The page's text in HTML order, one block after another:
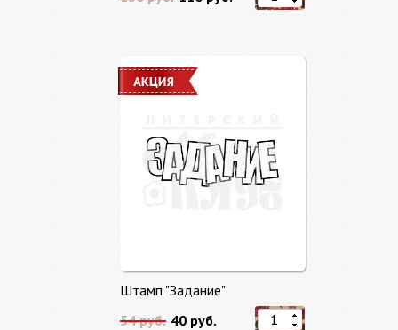
Штамп "Задание"
54 руб. 40 руб.